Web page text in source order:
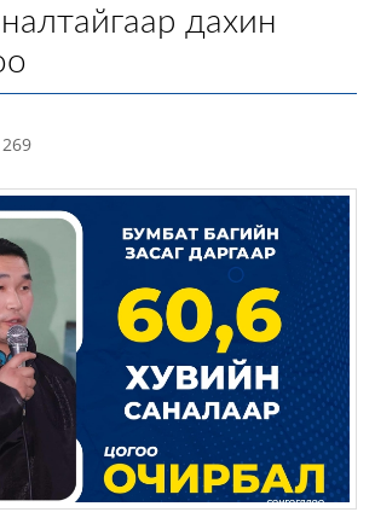
дахин